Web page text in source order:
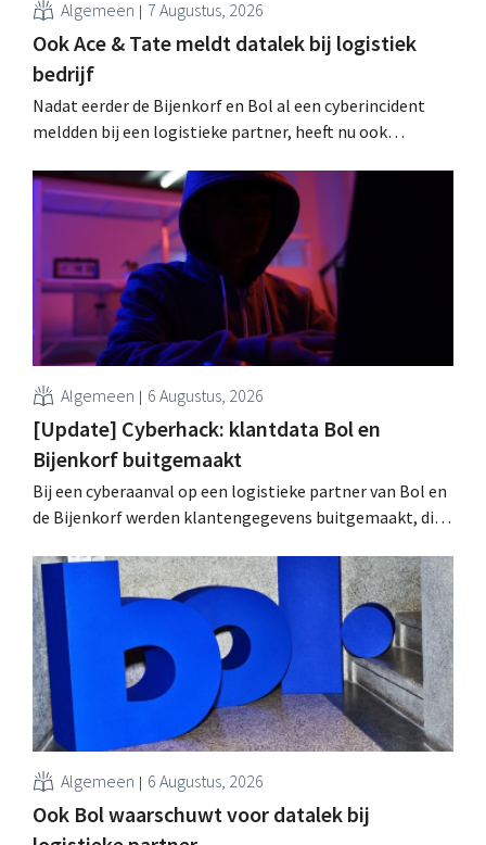
Algemeen 7 Augustus, 2026
Ook Ace & Tate meldt datalek bij logistiek
bedrijf
Nadat eerder de Bijenkorf en Bol al een cyberincident
meldden bij een logistieke partner, heeft nu ook
datalek. Financiële gegevens, gebruikersnamen en
wachtwoorden zijn niet getroffen.
Algemeen 6 Augustus, 2026
[Update] Cyberhack: klantdata Bol en
Bijenkorf buitgemaakt
Bij een cyberaanval op een logistieke partner van Bol en
de Bijenkorf werden klantengegevens buitgemaakt, die
De retailers roepen klanten op alert te zijn voor
phishing.
Algemeen 6 Augustus, 2026
Ook Bol waarschuwt voor datalek bij